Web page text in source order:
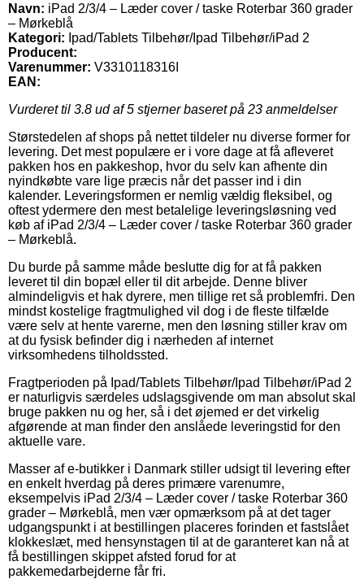
Navn: iPad 2/3/4 – Læder cover / taske Roterbar 360 grader
– Mørkeblå
Kategori: Ipad/Tablets Tilbehør/Ipad Tilbehør/iPad 2
Producent:
Varenummer: V3310118316I
EAN:
Vurderet til 3.8 ud af 5 stjerner baseret på 23 anmeldelser
Størstedelen af shops på nettet tildeler nu diverse former for
levering. Det mest populære er i vore dage at få afleveret
pakken hos en pakkeshop, hvor du selv kan afhente din
nyindkøbte vare lige præcis når det passer ind i din
kalender. Leveringsformen er nemlig vældig fleksibel, og
oftest ydermere den mest betalelige leveringsløsning ved
køb af iPad 2/3/4 – Læder cover / taske Roterbar 360 grader
– Mørkeblå.
Du burde på samme måde beslutte dig for at få pakken
leveret til din bopæl eller til dit arbejde. Denne bliver
almindeligvis et hak dyrere, men tillige ret så problemfri. Den
mindst kostelige fragtmulighed vil dog i de fleste tilfælde
være selv at hente varerne, men den løsning stiller krav om
at du fysisk befinder dig i nærheden af internet
virksomhedens tilholdssted.
Fragtperioden på Ipad/Tablets Tilbehør/Ipad Tilbehør/iPad 2
er naturligvis særdeles udslagsgivende om man absolut skal
bruge pakken nu og her, så i det øjemed er det virkelig
afgørende at man finder den anslåede leveringstid for den
aktuelle vare.
Masser af e-butikker i Danmark stiller udsigt til levering efter
en enkelt hverdag på deres primære varenumre,
eksempelvis iPad 2/3/4 – Læder cover / taske Roterbar 360
grader – Mørkeblå, men vær opmærksom på at det tager
udgangspunkt i at bestillingen placeres forinden et fastslået
klokkeslæt, med hensynstagen til at de garanteret kan nå at
få bestillingen skippet afsted forud for at
pakkemedarbejderne får fri.